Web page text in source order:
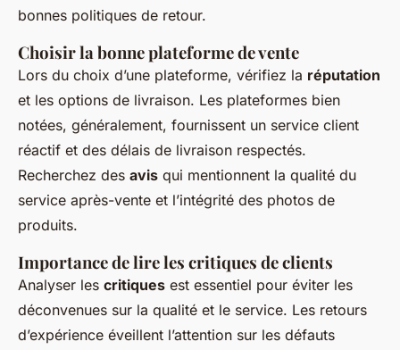
bonnes politiques de retour.
Choisir la bonne plateforme de vente
Lors du choix d’une plateforme, vérifiez la réputation
et les options de livraison. Les plateformes bien
notées, généralement, fournissent un service client
réactif et des délais de livraison respectés.
Recherchez des avis qui mentionnent la qualité du
service après-vente et l’intégrité des photos de
produits.
Importance de lire les critiques de clients
Analyser les critiques est essentiel pour éviter les
déconvenues sur la qualité et le service. Les retours
d’expérience éveillent l’attention sur les défauts